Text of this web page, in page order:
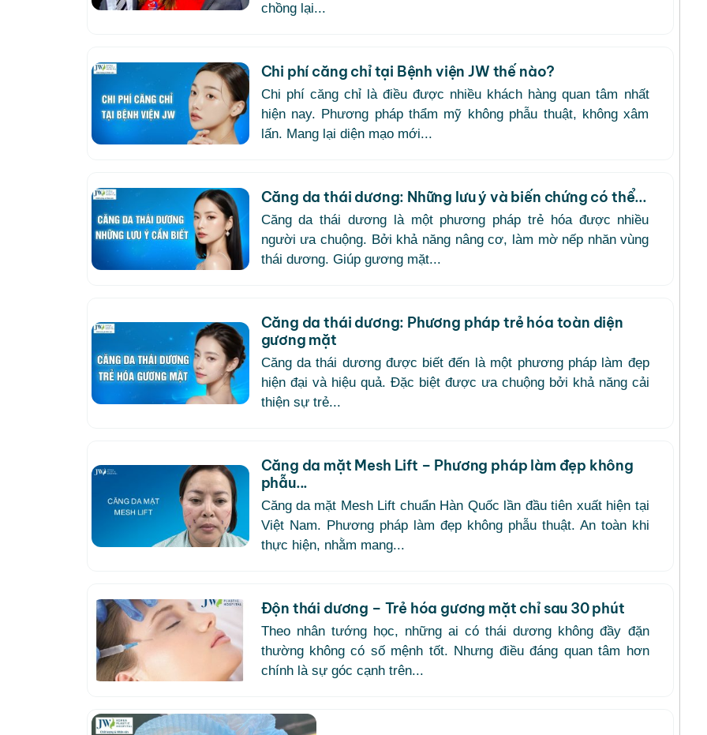
chồng lại...
Chi phí căng chỉ tại Bệnh viện JW thế nào?
Chi phí căng chỉ là điều được nhiều khách hàng quan tâm nhất
hiện nay. Phương pháp thẩm mỹ không phẫu thuật, không xâm
lấn. Mang lại diện mạo mới...
Căng da thái dương: Những lưu ý và biến chứng có thể...
Căng da thái dương là một phương pháp trẻ hóa được nhiều
người ưa chuộng. Bởi khả năng nâng cơ, làm mờ nếp nhăn vùng
thái dương. Giúp gương mặt...
Căng da thái dương: Phương pháp trẻ hóa toàn diện
gương mặt
Căng da thái dương được biết đến là một phương pháp làm đẹp
hiện đại và hiệu quả. Đặc biệt được ưa chuộng bởi khả năng cải
thiện sự trẻ...
Căng da mặt Mesh Lift – Phương pháp làm đẹp không
phẫu...
Căng da mặt Mesh Lift chuẩn Hàn Quốc lần đầu tiên xuất hiện tại
Việt Nam. Phương pháp làm đẹp không phẫu thuật. An toàn khi
thực hiện, nhằm mang...
Độn thái dương – Trẻ hóa gương mặt chỉ sau 30 phút
Theo nhân tướng học, những ai có thái dương không đầy đặn
thường không có số mệnh tốt. Nhưng điều đáng quan tâm hơn
chính là sự góc cạnh trên...